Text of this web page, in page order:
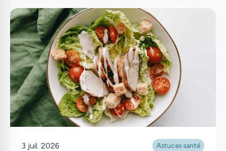
3 juil. 2026 Astuces santé